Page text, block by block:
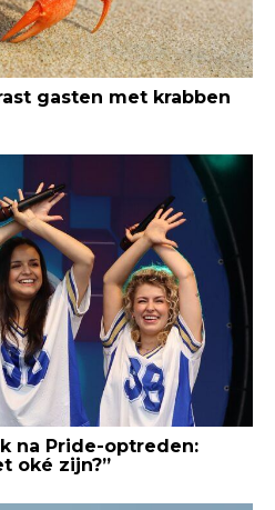
gasten met krabben
na Pride-optreden:
oké zijn?”